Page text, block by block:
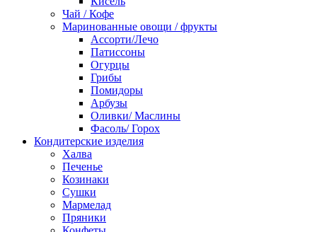
Чай / Кофе
Маринованные овощи / фрукты
Ассорти/Лечо
Патиссоны
Огурцы
Грибы
Помидоры
Арбузы
Оливки/ Маслины
Фасоль/ Горох
Кондитерские изделия
Халва
Печенье
Козинаки
Сушки
Мармелад
Пряники